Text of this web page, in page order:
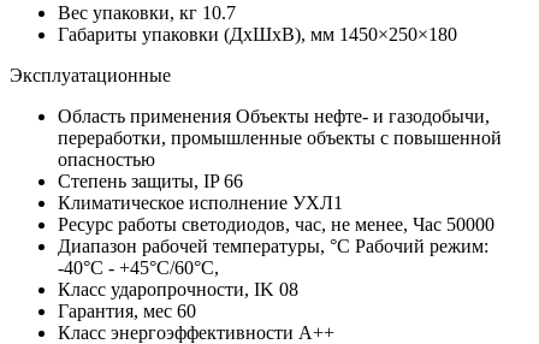
Вес упаковки, кг 10.7
Габариты упаковки (ДхШхВ), мм 1450×250×180
Эксплуатационные
Область применения Объекты нефте- и газодобычи,
переработки, промышленные объекты с повышенной
опасностью
Степень защиты, IP66
Климатическое исполнение УХЛ1
Ресурс работы светодиодов, час, не менее, Час 50000
Диапазон рабочей температуры, °С Рабочий режим:
-40°C - +45°C/60°C,
Класс ударопрочности, IK 08
Гарантия, мес 60
Класс энергоэффективности A++